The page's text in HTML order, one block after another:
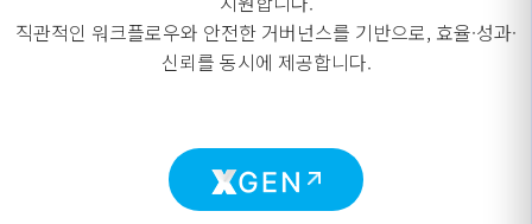
직관적인 워크플로우와 안전한 거버넌스를 기반으로, 효율·성과·
신뢰를 동시에 제공합니다.